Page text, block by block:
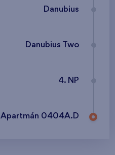
Danubius
Danubius Two
4. NP
Apartmán 0404A.D